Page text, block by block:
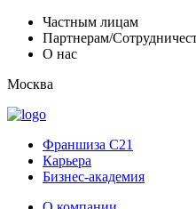
Частным лицам
Партнерам/
О нас
Москва
Франшиза C21
Карьера
Бизнес-академия